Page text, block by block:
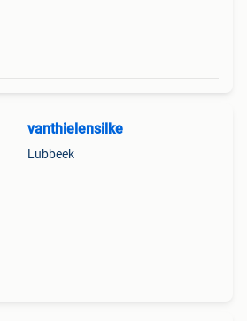
vanthielensilke
Lubbeek